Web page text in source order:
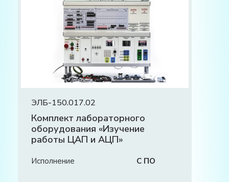
ЭЛБ-150.017.02
Комплект лабораторного
оборудования «Изучение
работы ЦАП и АЦП»
Исполнение С ПО